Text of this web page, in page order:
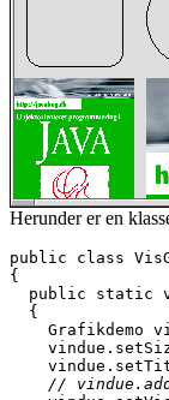
Herunder er en
public class
{
public static
  {
Grafikdemo
//